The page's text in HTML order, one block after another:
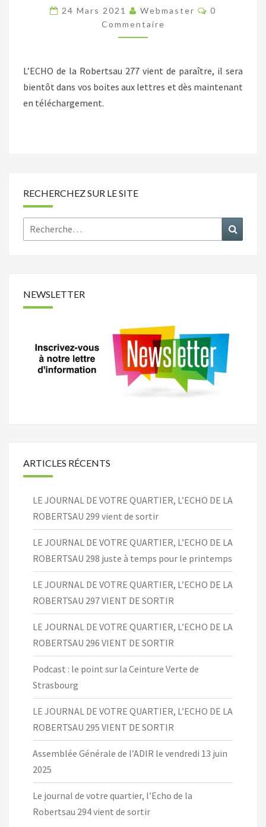
LA
ROBERTSAU
278
24 Mars 2021 Webmaster
0
Commentaire
L’ECHO de la Robertsau 277 vient de paraître, il sera
bientôt dans vos boites aux lettres et dès maintenant
en téléchargement.
RECHERCHEZ SUR LE SITE
Rechercher :
NEWSLETTER
ARTICLES RÉCENTS
LE JOURNAL DE VOTRE QUARTIER, L’ECHO DE LA
ROBERTSAU 299 vient de sortir
LE JOURNAL DE VOTRE QUARTIER, L’ECHO DE LA
ROBERTSAU 298 juste à temps pour le printemps
LE JOURNAL DE VOTRE QUARTIER, L’ECHO DE LA
ROBERTSAU 297 VIENT DE SORTIR
LE JOURNAL DE VOTRE QUARTIER, L’ECHO DE LA
ROBERTSAU 296 VIENT DE SORTIR
Podcast : le point sur la Ceinture Verte de
Strasbourg
LE JOURNAL DE VOTRE QUARTIER, L’ECHO DE LA
ROBERTSAU 295 VIENT DE SORTIR
Assemblée Générale de l’ADIR le vendredi 13 juin
2025
Le journal de votre quartier, l’Echo de la
Robertsau 294 vient de sortir